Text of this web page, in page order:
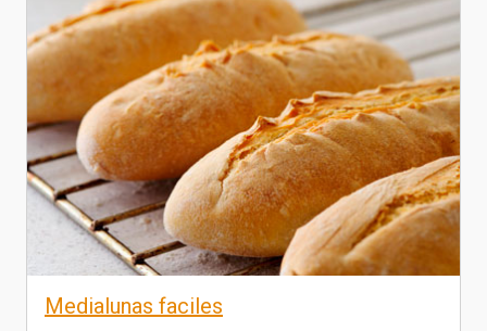
Medialunas faciles